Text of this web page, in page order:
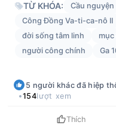
TỪ KHÓA: Cầu nguyện
Công Đồng Va-ti-ca-nô II
đời sống tâm linh
mục
người công chính
Ga
5 người khác đã hiệp
154lượt xem
Thích